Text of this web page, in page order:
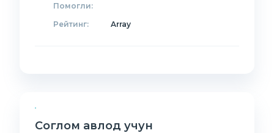
Помогли:
Рейтинг:
Array
Соглом авлод учун